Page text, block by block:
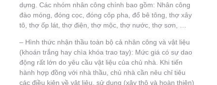
dựng. Các nhóm nhân công chính bao gồm: Nhân công
đào móng, đóng cọc, đóng côp pha, đổ bê tông, thợ xây
tô, thợ ốp lát, thợ điện, thợ mộc, thợ nước, thợ sơn, …
– Hình thức nhận thầu toàn bộ cả nhân công và vật liệu
(khoán trắng hay chìa khóa trao tay): Mức giá có sự dao
động rất lớn do yêu cầu vật liệu của chủ nhà. Khi tiến
hành hợp đồng với nhà thầu, chủ nhà cần nêu chỉ tiêu
các điều kiện về vật liệu, sử dụng (xây thô và hoàn thiện)